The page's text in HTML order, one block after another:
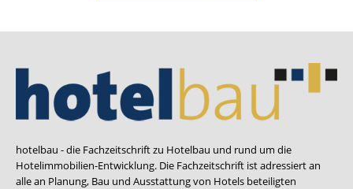
hotelbau - die Fachzeitschrift zu Hotelbau und rund um die
Hotelimmobilien-Entwicklung. Die Fachzeitschrift ist adressiert an
alle an Planung, Bau und Ausstattung von Hotels beteiligten